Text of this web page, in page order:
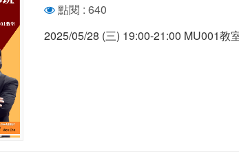
點閱 : 640
2025/05/28 (三) 19:00-21:00 MU001教